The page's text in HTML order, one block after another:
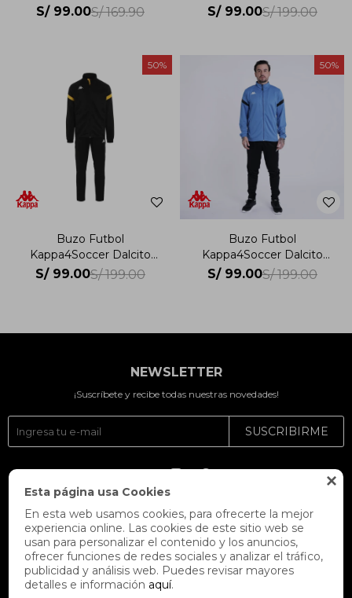

Esta página usa Cookies
En esta web usamos cookies, para ofrecerte la mejor
experiencia online. Las cookies de este sitio web se
usan para personalizar el contenido y los anuncios,
ofrecer funciones de redes sociales y analizar el tráfico,
publicidad y análisis web. Puedes revisar mayores
detalles e información aquí.
Hombre
S/ 99.00S/ 169.90
Hombre
S/ 99.00S/ 199.00
50
Buzo Futbol
Kappa4Soccer Dalcito
Hombre
S/ 99.00S/ 199.00
50
Buzo Futbol
Kappa4Soccer Dalcito
Hombre
S/ 99.00S/ 199.00
NEWSLETTER
¡Suscríbete y recibe todas nuestras novedades!
SUSCRIBIRME